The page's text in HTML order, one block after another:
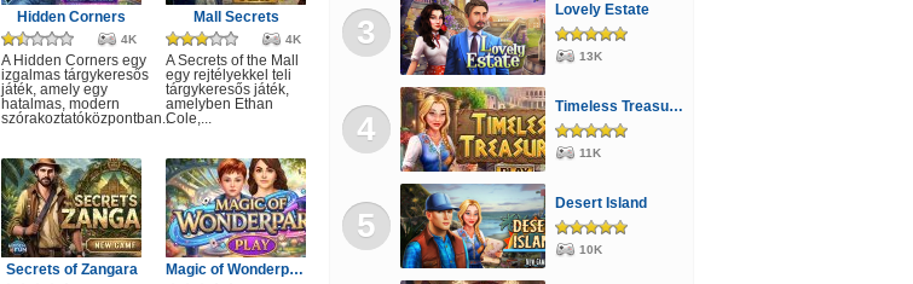
Hidden Corners
4K
A Hidden Corners egy
izgalmas tárgykeresős
játék, amely egy
hatalmas, modern
szórakoztatóközpontban...
Mall Secrets
4K
A Secrets of the Mall
egy rejtélyekkel teli
tárgykeresős játék,
amelyben Ethan
Cole,...
Secrets of Zangara Magic of Wonderpark
3
Lovely Estate
13K
4
Timeless Treasures
11K
5
Desert Island
10K